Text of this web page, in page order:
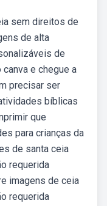
sem direitos de
de alta
de
e chegue a
precisar ser
bíblicas
que
para crianças da
de santa ceia
requerida
imagens de ceia
requerida